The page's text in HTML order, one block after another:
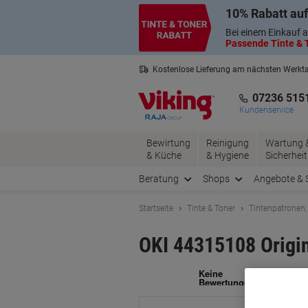
10% Rabatt
Bei einem Einkauf
Passende Tinte &
Kostenlose Lieferung am nächsten
07236
Kundenservice
Bewirtung
& Küche
Reinigung
& Hygiene
Wartung
Sicherheit
Beratung Shops Angebote &
Startseite Tinte & Toner
OKI 44315108